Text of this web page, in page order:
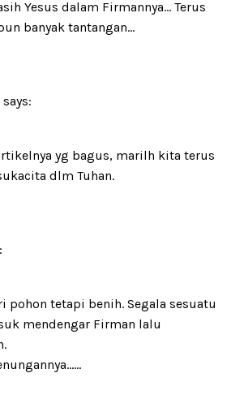
Yesus dalam Firmannya… Terus
banyak tantangan…
says:
yg bagus, marilh kita terus
dlm Tuhan.
pohon tetapi benih. Segala sesuatu
mendengar Firman lalu